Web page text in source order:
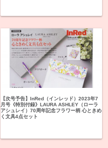
【次号予告】InRed（インレッド）2023年7
月号《特別付録》LAURA ASHLEY（ローラ
アシュレイ）70周年記念フラワー柄 心ときめ
く文具4点セット